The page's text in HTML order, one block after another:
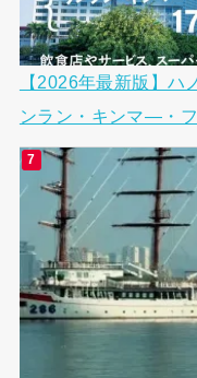
【2026年最新版】ハ
ンラン・キンマ―・